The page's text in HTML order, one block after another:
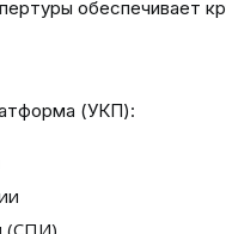
обеспечивает
(УКП):
(СПИ)